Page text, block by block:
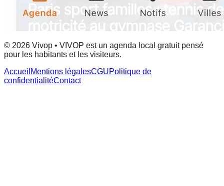
© 2026 Vivop • VIVOP est un agenda local gratuit pensé
pour les habitants et les visiteurs.
Accueil Mentions légalesCGUPolitique de
confidentialitéContact